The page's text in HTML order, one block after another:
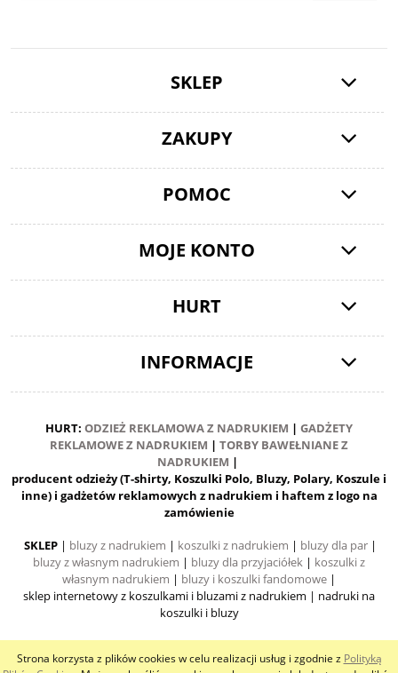
Strona korzysta z plików cookies w celu realizacji usług i zgodnie z Polityką
SKLEP
ZAKUPY
POMOC
MOJE KONTO
HURT
INFORMACJE
HURT: ODZIEŻ REKLAMOWA Z NADRUKIEM | GADŻETY
REKLAMOWE Z NADRUKIEM | TORBY BAWEŁNIANE Z
NADRUKIEM |
producent odzieży (T-shirty, Koszulki Polo, Bluzy, Polary, Koszule i
inne) i gadżetów reklamowych z nadrukiem i haftem z logo na
zamówienie
SKLEP | bluzy z nadrukiem | koszulki z nadrukiem | bluzy dla par |
bluzy z własnym nadrukiem | bluzy dla przyjaciółek | koszulki z
własnym nadrukiem | bluzy i koszulki fandomowe |
sklep internetowy z koszulkami i bluzami z nadrukiem | nadruki na
koszulki i bluzy